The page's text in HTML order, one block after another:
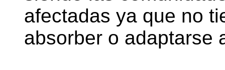
afectadas ya que no
absorber o adaptarse